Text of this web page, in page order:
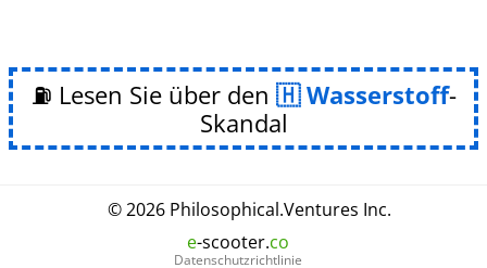
⛽ Lesen Sie über den Wasserstoff-
Skandal
© 2026 Philosophical.Ventures Inc.
e-scooter.co
Datenschutzrichtlinie